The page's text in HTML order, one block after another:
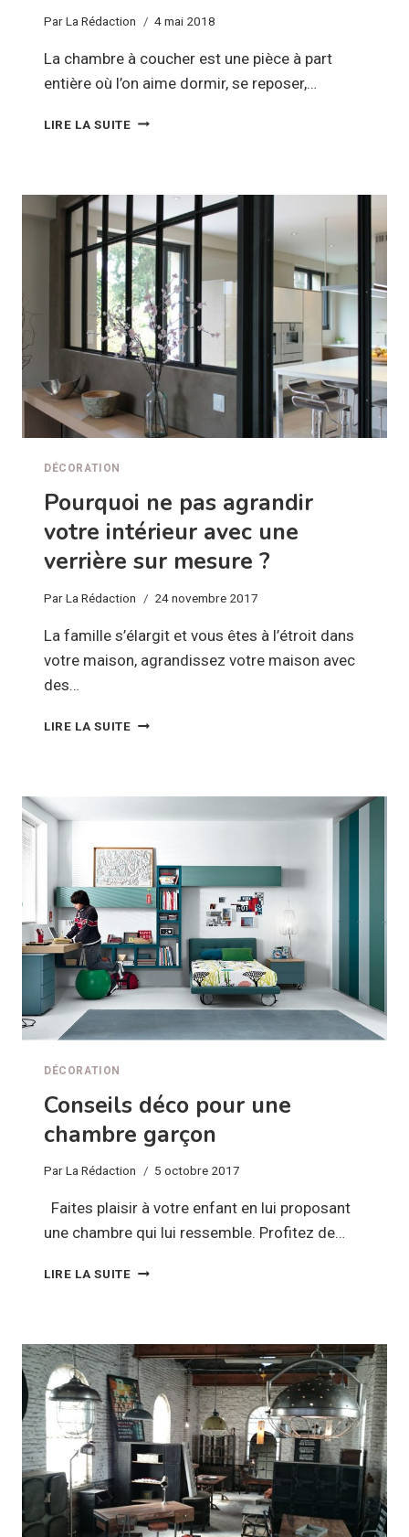
ParLa Rédaction 4 mai 2018
La chambre à coucher est une pièce à part
entière où l’on aime dormir, se reposer,…
LIRE LA SUITEDES
VOTRE
CHAMBRE
APAISANTE
ET
CONFORTABLE
DÉCORATION
Pourquoi ne pas agrandir
votre intérieur avec une
verrière sur mesure ?
ParLa Rédaction 24 novembre 2017
La famille s’élargit et vous êtes à l’étroit dans
votre maison, agrandissez votre maison avec
des…
LIRE LA SUITEPOURQUOI
VOTRE
INTÉRIEUR
UNE
VERRIÈRE
SUR
MESURE
?
DÉCORATION
Conseils déco pour une
chambre garçon
ParLa Rédaction 5 octobre 2017
Faites plaisir à votre enfant en lui proposant
une chambre qui lui ressemble. Profitez de…
LIRE LA SUITECONSEILS
CHAMBRE
GARÇON